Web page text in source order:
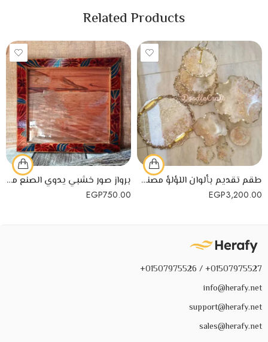
Related Products
طقم تقديم بألوان اللؤلؤ مصنوع يدويًا من الريزن
EGP3,200.00
برواز صور خشبي يدوي الصنع من الخشب السويدي
EGP750.00
01507975527+ / 01507975526+
info@herafy.net
support@herafy.net
sales@herafy.net